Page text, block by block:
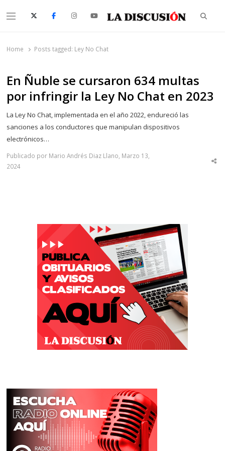
Menu
Home Posts tagged: Ley No Chat
En Ñuble se cursaron 634 multas
por infringir la Ley No Chat en 2023
La Ley No Chat, implementada en el año 2022, endureció las
sanciones a los conductores que manipulan dispositivos
electrónicos…
Publicado por Mario Andrés Diaz Llano, Marzo 13,
2024